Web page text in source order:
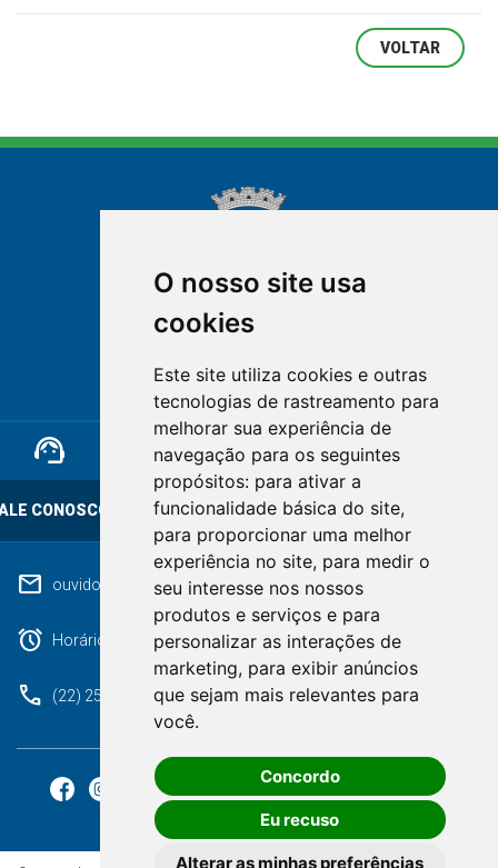
O nosso site usa
cookies
Este site utiliza cookies e outras
tecnologias de rastreamento para
melhorar sua experiência de
navegação para os seguintes
propósitos: para ativar a
funcionalidade básica do site,
para proporcionar uma melhor
experiência no site, para medir o
seu interesse nos nossos
produtos e serviços e para
personalizar as interações de
marketing, para exibir anúncios
que sejam mais relevantes para
você.
Concordo
Eu recuso
Alterar as minhas preferências
VOLTAR
NOVA FRIBURGO
RIO DE JANEIRO
mail ouvidoriageral@pmnf.rj.gov.br
alarm Horário de atendimento: Segunda a Sexta das 09h às 17h.
phone (22) 2525-9100
support_agent
CONOSCO
mail
OUVIDORIA